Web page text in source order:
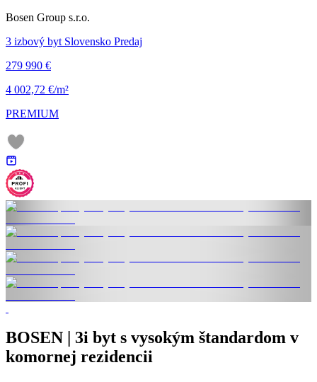
Bosen Group s.r.o.
3 izbový byt Slovensko Predaj
279 990 €
4 002,72 €/m²
PREMIUM
BOSEN | 3i byt s vysokým štandardom v
komornej rezidencii